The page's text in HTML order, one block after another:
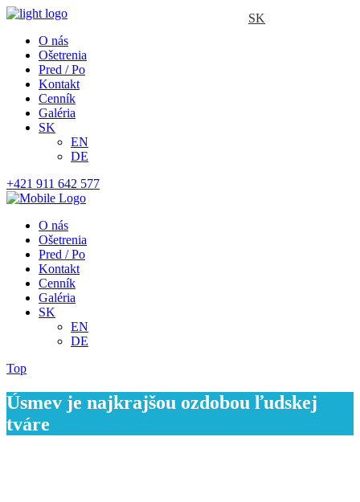
O nás
Ošetrenia
Pred / Po
Kontakt
Cenník
Galéria
SK
EN
DE
+421 911 642 577
SK
O nás
Ošetrenia
Pred / Po
Kontakt
Cenník
Galéria
SK
EN
DE
Top
Úsmev je najkrajšou ozdobou ľudskej
tváre